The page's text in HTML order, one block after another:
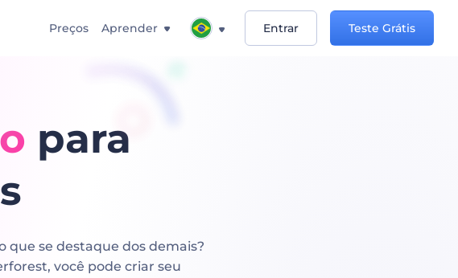
Preços Aprender Entrar Teste Grátis
para
que se destaque dos demais?
você pode criar seu